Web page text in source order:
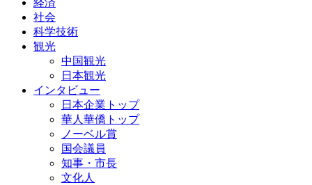
経済
社会
科学技術
観光
中国観光
日本観光
インタビュー
日本企業トップ
華人華僑トップ
ノーベル賞
国会議員
知事・市長
文化人